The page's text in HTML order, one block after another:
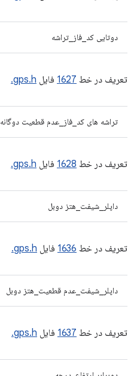
دوتایی کد_فاز_تراشه
تعریف در خط 1627 فایل gps.h.
تراشه های کد_فاز_عدم قطعیت دوگانه
تعریف در خط 1628 فایل gps.h.
داپلر_شیفت_هتز دوبل
تعریف در خط 1636 فایل gps.h.
داپلر_شیفت_عدم قطعیت_هتز دوبل
تعریف در خط 1637 فایل gps.h.